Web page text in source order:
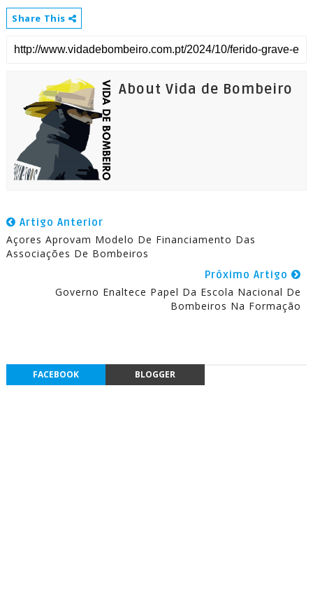
Share This
About Vida de Bombeiro
Artigo Anterior
Açores Aprovam Modelo De Financiamento Das
Associações De Bombeiros
Próximo Artigo
Governo Enaltece Papel Da Escola Nacional De
Bombeiros Na Formação
FACEBOOK BLOGGER